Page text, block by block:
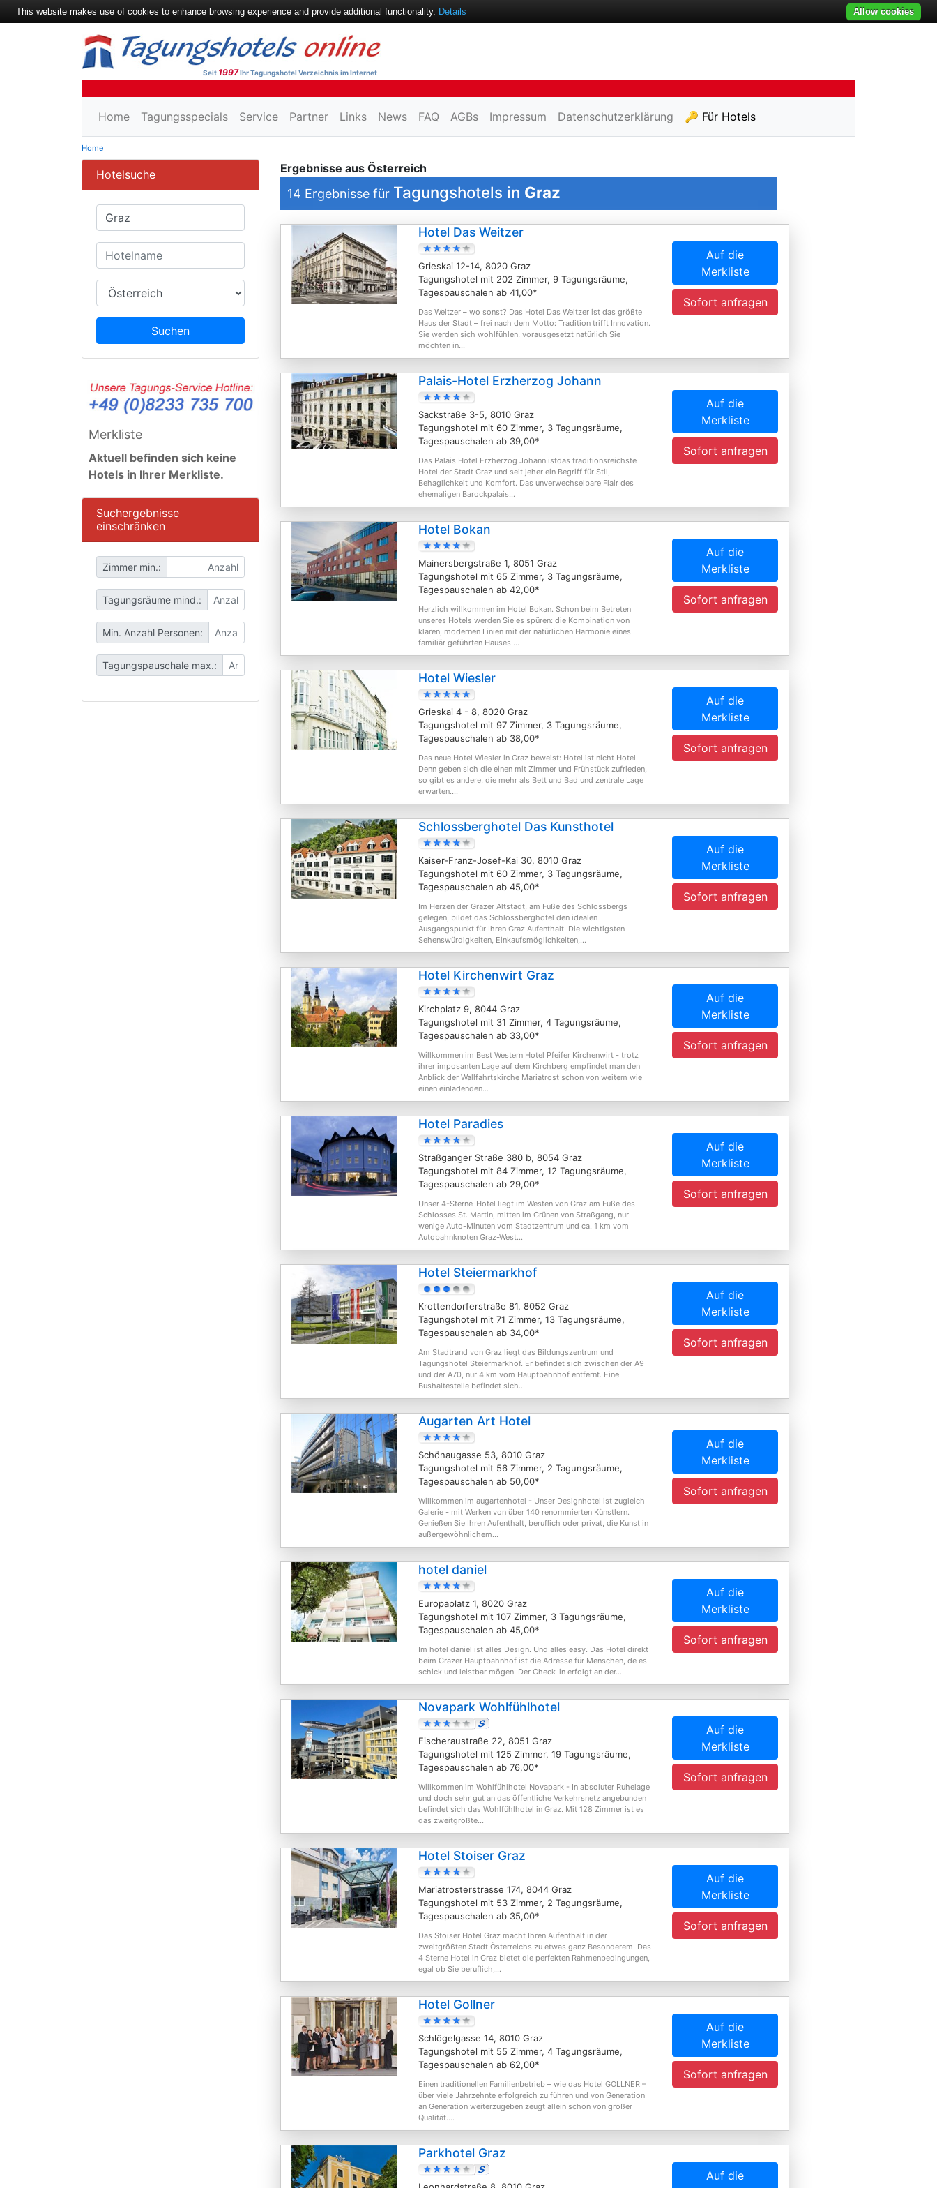
Seit 1997Ihr Tagungshotel Verzeichnis im Internet
Home Tagungsspecials Service Partner Links News FAQ AGBs Impressum Datenschutzerklärung 🔑 Für Hotels
Home
Hotelsuche
Suchen
Merkliste
Aktuell befinden sich keine
Hotels in Ihrer Merkliste.
Suchergebnisse
einschränken
Zimmer min.:
Tagungsräume mind.:
Min. Anzahl Personen:
Tagungspauschale max.:
Ergebnisse aus Österreich
14 Ergebnisse für Tagungshotels in Graz
Hotel Das Weitzer
Grieskai 12-14, 8020 Graz
Tagungshotel mit 202 Zimmer, 9 Tagungsräume,
Tagespauschalen ab 41,00*
Das Weitzer – wo sonst? Das Hotel Das Weitzer ist das größte
Haus der Stadt – frei nach dem Motto: Tradition trifft Innovation.
Sie werden sich wohlfühlen, vorausgesetzt natürlich Sie
möchten in...
Auf die
Merkliste
Sofort anfragen
Palais-Hotel Erzherzog Johann
Sackstraße 3-5, 8010 Graz
Tagungshotel mit 60 Zimmer, 3 Tagungsräume,
Tagespauschalen ab 39,00*
Das Palais Hotel Erzherzog Johann istdas traditionsreichste
Hotel der Stadt Graz und seit jeher ein Begriff für Stil,
Behaglichkeit und Komfort. Das unverwechselbare Flair des
ehemaligen Barockpalais...
Auf die
Merkliste
Sofort anfragen
Hotel Bokan
Mainersbergstraße 1, 8051 Graz
Tagungshotel mit 65 Zimmer, 3 Tagungsräume,
Tagespauschalen ab 42,00*
Herzlich willkommen im Hotel Bokan. Schon beim Betreten
unseres Hotels werden Sie es spüren: die Kombination von
klaren, modernen Linien mit der natürlichen Harmonie eines
familiär geführten Hauses....
Auf die
Merkliste
Sofort anfragen
Hotel Wiesler
Grieskai 4 - 8, 8020 Graz
Tagungshotel mit 97 Zimmer, 3 Tagungsräume,
Tagespauschalen ab 38,00*
Das neue Hotel Wiesler in Graz beweist: Hotel ist nicht Hotel.
Denn geben sich die einen mit Zimmer und Frühstück zufrieden,
so gibt es andere, die mehr als Bett und Bad und zentrale Lage
erwarten....
Auf die
Merkliste
Sofort anfragen
Schlossberghotel Das Kunsthotel
Kaiser-Franz-Josef-Kai 30, 8010 Graz
Tagungshotel mit 60 Zimmer, 3 Tagungsräume,
Tagespauschalen ab 45,00*
Im Herzen der Grazer Altstadt, am Fuße des Schlossbergs
gelegen, bildet das Schlossberghotel den idealen
Ausgangspunkt für Ihren Graz Aufenthalt. Die wichtigsten
Sehenswürdigkeiten, Einkaufsmöglichkeiten,...
Auf die
Merkliste
Sofort anfragen
Hotel Kirchenwirt Graz
Kirchplatz 9, 8044 Graz
Tagungshotel mit 31 Zimmer, 4 Tagungsräume,
Tagespauschalen ab 33,00*
Willkommen im Best Western Hotel Pfeifer Kirchenwirt - trotz
ihrer imposanten Lage auf dem Kirchberg empfindet man den
Anblick der Wallfahrtskirche Mariatrost schon von weitem wie
einen einladenden...
Auf die
Merkliste
Sofort anfragen
Hotel Paradies
Straßganger Straße 380 b, 8054 Graz
Tagungshotel mit 84 Zimmer, 12 Tagungsräume,
Tagespauschalen ab 29,00*
Unser 4-Sterne-Hotel liegt im Westen von Graz am Fuße des
Schlosses St. Martin, mitten im Grünen von Straßgang, nur
wenige Auto-Minuten vom Stadtzentrum und ca. 1 km vom
Autobahnknoten Graz-West...
Auf die
Merkliste
Sofort anfragen
Hotel Steiermarkhof
Krottendorferstraße 81, 8052 Graz
Tagungshotel mit 71 Zimmer, 13 Tagungsräume,
Tagespauschalen ab 34,00*
Am Stadtrand von Graz liegt das Bildungszentrum und
Tagungshotel Steiermarkhof. Er befindet sich zwischen der A9
und der A70, nur 4 km vom Hauptbahnhof entfernt. Eine
Bushaltestelle befindet sich...
Auf die
Merkliste
Sofort anfragen
Augarten Art Hotel
Schönaugasse 53, 8010 Graz
Tagungshotel mit 56 Zimmer, 2 Tagungsräume,
Tagespauschalen ab 50,00*
Willkommen im augartenhotel - Unser Designhotel ist zugleich
Galerie - mit Werken von über 140 renommierten Künstlern.
Genießen Sie Ihren Aufenthalt, beruflich oder privat, die Kunst in
außergewöhnlichem...
Auf die
Merkliste
Sofort anfragen
hotel daniel
Europaplatz 1, 8020 Graz
Tagungshotel mit 107 Zimmer, 3 Tagungsräume,
Tagespauschalen ab 45,00*
Im hotel daniel ist alles Design. Und alles easy. Das Hotel direkt
beim Grazer Hauptbahnhof ist die Adresse für Menschen, de es
schick und leistbar mögen. Der Check-in erfolgt an der...
Auf die
Merkliste
Sofort anfragen
Novapark Wohlfühlhotel
Fischeraustraße 22, 8051 Graz
Tagungshotel mit 125 Zimmer, 19 Tagungsräume,
Tagespauschalen ab 76,00*
Willkommen im Wohlfühlhotel Novapark - In absoluter Ruhelage
und doch sehr gut an das öffentliche Verkehrsnetz angebunden
befindet sich das Wohlfühlhotel in Graz. Mit 128 Zimmer ist es
das zweitgrößte...
Auf die
Merkliste
Sofort anfragen
Hotel Stoiser Graz
Mariatrosterstrasse 174, 8044 Graz
Tagungshotel mit 53 Zimmer, 2 Tagungsräume,
Tagespauschalen ab 35,00*
Das Stoiser Hotel Graz macht Ihren Aufenthalt in der
zweitgrößten Stadt Österreichs zu etwas ganz Besonderem. Das
4 Sterne Hotel in Graz bietet die perfekten Rahmenbedingungen,
egal ob Sie beruflich,...
Auf die
Merkliste
Sofort anfragen
Hotel Gollner
Schlögelgasse 14, 8010 Graz
Tagungshotel mit 55 Zimmer, 4 Tagungsräume,
Tagespauschalen ab 62,00*
Einen traditionellen Familienbetrieb – wie das Hotel GOLLNER –
über viele Jahrzehnte erfolgreich zu führen und von Generation
an Generation weiterzugeben zeugt allein schon von großer
Qualität....
Auf die
Merkliste
Sofort anfragen
Parkhotel Graz
Auf die
This website makes use of cookies to enhance browsing experience and provide additional functionality. Details Allow cookies